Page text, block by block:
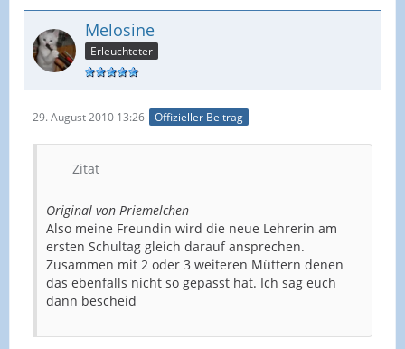
Melosine
Erleuchteter
29. August 2010 13:26 Offizieller Beitrag
Zitat
Original von Priemelchen
Also meine Freundin wird die neue Lehrerin am
ersten Schultag gleich darauf ansprechen.
Zusammen mit 2 oder 3 weiteren Müttern denen
das ebenfalls nicht so gepasst hat. Ich sag euch
dann bescheid